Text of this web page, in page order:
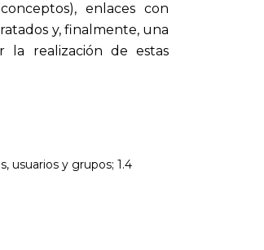
enlaces con
y, finalmente, una
la realización de estas
usuarios y grupos; 1.4